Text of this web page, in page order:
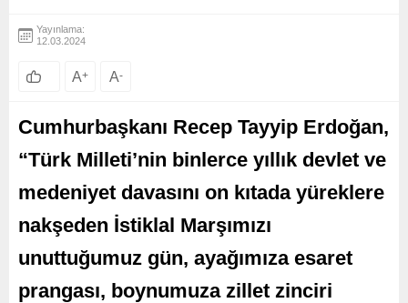
Yayınlama:
12.03.2024
A+ A-
Cumhurbaşkanı Recep Tayyip Erdoğan,
“Türk Milleti’nin binlerce yıllık devlet ve
medeniyet davasını on kıtada yüreklere
nakşeden İstiklal Marşımızı
unuttuğumuz gün, ayağımıza esaret
prangası, boynumuza zillet zinciri